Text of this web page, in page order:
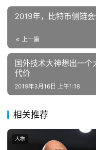
2019年，比特币侧链会
上一篇
国外技术大神想出一个
代价
2019年3月16日 上午1:18
相关推荐
人物